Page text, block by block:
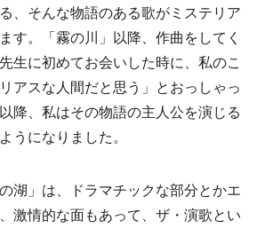
、そんな物語のある歌がミステリア
す。「霧の川」以降、作曲をしてく
生に初めてお会いした時に、私のこ
アスな人間だと思う」とおっしゃっ
降、私はその物語の主人公を演じる
うになりました。
湖」は、ドラマチックな部分とかエ
激情的な面もあって、ザ・演歌とい